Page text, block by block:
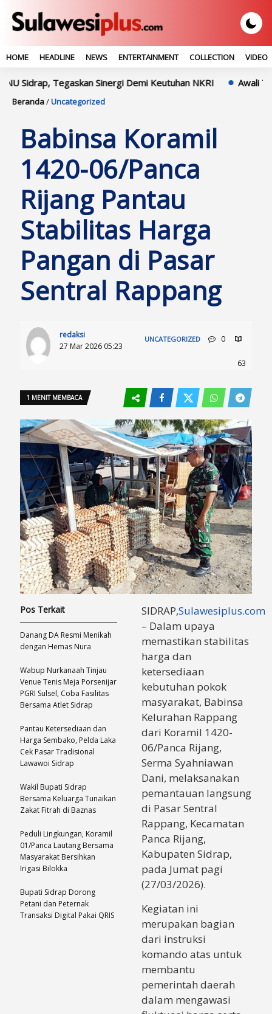
HOME HEADLINE NEWS ENTERTAINMENT COLLECTION VIDEO
Tegaskan Sinergi Demi Keutuhan NKRI Awali Tugas Di
Beranda/Uncategorized
Babinsa Koramil
1420-06/Panca
Rijang Pantau
Stabilitas Harga
Pangan di Pasar
Sentral Rappang
redaksi
27 Mar 2026 05:23
UNCATEGORIZED 0
63
1 MENIT MEMBACA
SIDRAP,Sulawesiplus.com
– Dalam upaya
memastikan stabilitas
harga dan
ketersediaan
kebutuhan pokok
masyarakat, Babinsa
Kelurahan Rappang
dari Koramil 1420-
06/Panca Rijang,
Serma Syahniawan
Dani, melaksanakan
pemantauan langsung
di Pasar Sentral
Rappang, Kecamatan
Panca Rijang,
Kabupaten Sidrap,
pada Jumat pagi
(27/03/2026).
Kegiatan ini
merupakan bagian
dari instruksi
komando atas untuk
membantu
pemerintah daerah
dalam mengawasi
Pos Terkait
Danang DA Resmi Menikah
dengan Hemas Nura
Wabup Nurkanaah Tinjau
Venue Tenis Meja Porsenijar
PGRI Sulsel, Coba Fasilitas
Bersama Atlet Sidrap
Pantau Ketersediaan dan
Harga Sembako, Pelda Laka
Cek Pasar Tradisional
Lawawoi Sidrap
Wakil Bupati Sidrap
Bersama Keluarga Tunaikan
Zakat Fitrah di Baznas
Peduli Lingkungan, Koramil
01/Panca Lautang Bersama
Masyarakat Bersihkan
Irigasi Bilokka
Bupati Sidrap Dorong
Petani dan Peternak
Transaksi Digital Pakai QRIS